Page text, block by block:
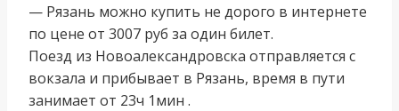
— Рязань можно купить не дорого в интернете
по цене от 3007 руб за один билет.
Поезд из Новоалександровска отправляется с
вокзала и прибывает в Рязань, время в пути
занимает от 23ч 1мин .